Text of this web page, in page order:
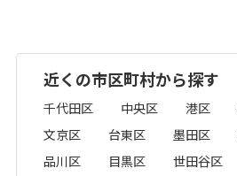
近くの市区町村から探す
千代田区 中央区 港区
文京区
台東区 墨田区
品川区
目黒区 世田谷区